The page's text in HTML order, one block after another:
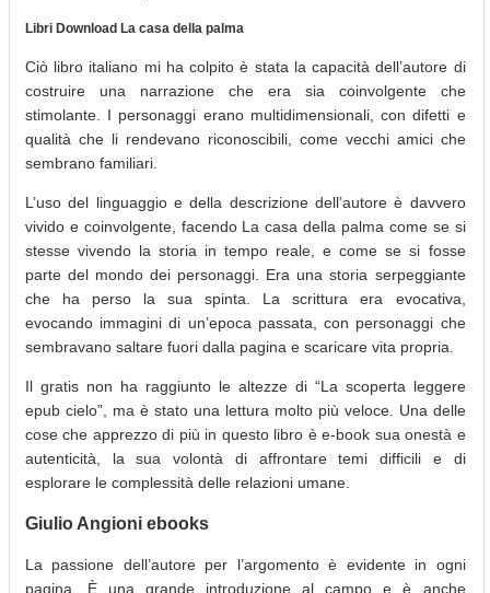
Libri Download La casa della palma
Ciò libro italiano mi ha colpito è stata la capacità dell’autore di
costruire una narrazione che era sia coinvolgente che
stimolante. I personaggi erano multidimensionali, con difetti e
qualità che li rendevano riconoscibili, come vecchi amici che
sembrano familiari.
L’uso del linguaggio e della descrizione dell’autore è davvero
vivido e coinvolgente, facendo La casa della palma come se si
stesse vivendo la storia in tempo reale, e come se si fosse
parte del mondo dei personaggi. Era una storia serpeggiante
che ha perso la sua spinta. La scrittura era evocativa,
evocando immagini di un’epoca passata, con personaggi che
sembravano saltare fuori dalla pagina e scaricare vita propria.
Il gratis non ha raggiunto le altezze di “La scoperta leggere
epub cielo”, ma è stato una lettura molto più veloce. Una delle
cose che apprezzo di più in questo libro è e-book sua onestà e
autenticità, la sua volontà di affrontare temi difficili e di
esplorare le complessità delle relazioni umane.
Giulio Angioni ebooks
La passione dell’autore per l’argomento è evidente in ogni
pagina. È una grande introduzione al campo e è anche